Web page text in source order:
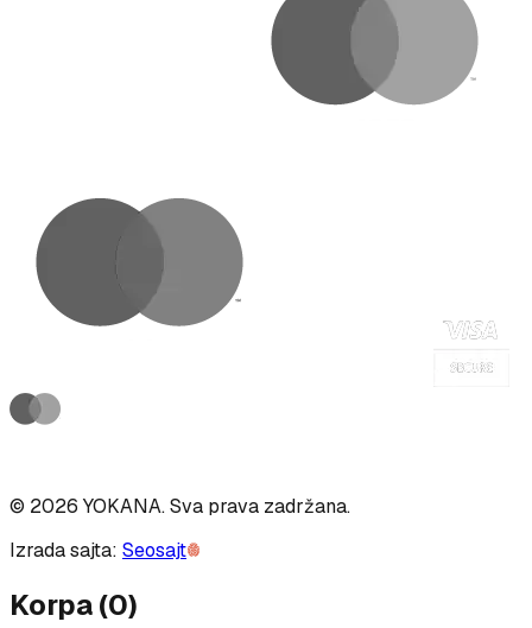
© 2026 YOKANA.Sva prava zadržana.
Izrada sajta: Seosajt
Korpa(0)